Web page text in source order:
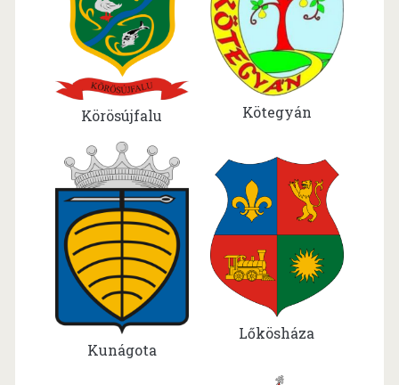
Körösújfalu Kötegyán
Kunágota
Lőkösháza